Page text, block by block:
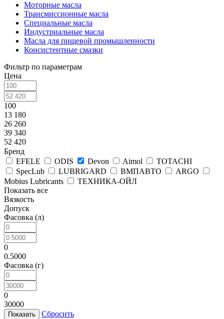
Моторные масла
Трансмиссионные масла
Специальные масла
Индустриальные масла
Масла для пищевой промышленности
Консистентные смазки
Фильтр по параметрам
Цена
100
13 180
26 260
39 340
52 420
Бренд
EFELE
ODIS Devon Aimol
TOTACHI
SpecLub
LUBRIGARD ВМПАВТО
ARGO
Mobius Lubricants
ТЕХНИКА-ОЙЛ
Показать все
Вязкость
Допуск
Фасовка (л)
0
0.5000
Фасовка (г)
0
30000
Сбросить